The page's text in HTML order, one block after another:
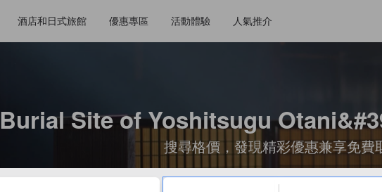
酒店和日式旅館 優惠專區 活動體驗 人氣推介
Burial Site of Yoshitsugu
搜尋格價，發現精彩優惠兼享免費